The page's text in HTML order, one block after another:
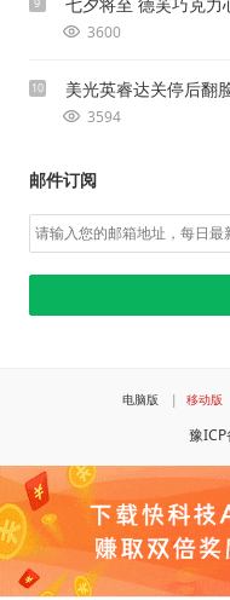
3600
10 美光英睿达关停后翻
3594
邮件订阅
电脑版 | 移动版
豫